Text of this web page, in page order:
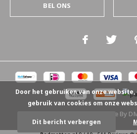
BEL ONS
- Theme By
Door het gebruiken van onze
gebruik van cookies om onze
Dit bericht verbergen